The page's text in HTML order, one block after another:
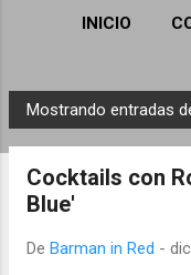
INICIO
E
n
Mostrando entradas
Cocktails con
Blue'
De Barman in Red -